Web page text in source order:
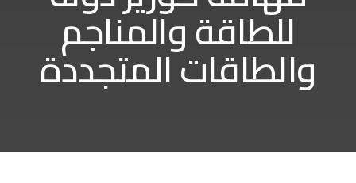
للطاقة والمناجم
والطاقات المتجددة